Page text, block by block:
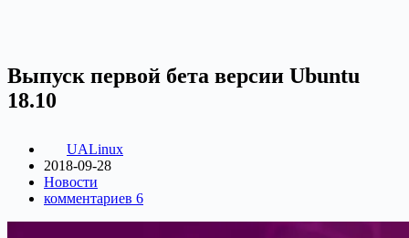
Выпуск первой бета версии Ubuntu
18.10
UALinux
2018-09-28
Новости
комментариев 6